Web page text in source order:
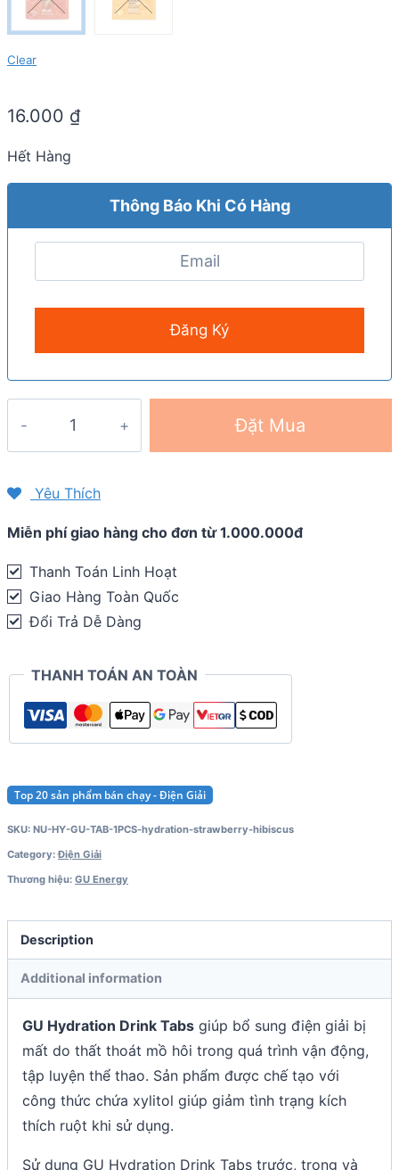
Clear
16.000 ₫
Hết Hàng
Thông Báo Khi Có Hàng
tan
sung
điện
giải
GU
Tabs
Đặt Mua
Yêu Thích
Miễn phí giao hàng cho đơn từ 1.000.000đ
Thanh Toán Linh Hoạt
Giao Hàng Toàn Quốc
Đổi Trả Dễ Dàng
THANH TOÁN AN TOÀN
Top 20 sản phẩm bán chạy - Điện Giải
SKU: NU-HY-GU-TAB-1PCS-hydration-strawberry-hibiscus
Category:Điện Giải
Thương hiệu: GU Energy
Description
Additional information
GU Hydration Drink Tabs giúp bổ sung điện giải bị
mất do thất thoát mồ hôi trong quá trình vận động,
tập luyện thể thao. Sản phẩm được chế tạo với
công thức chứa xylitol giúp giảm tình trạng kích
thích ruột khi sử dụng.
Sử dụng GU Hydration Drink Tabs trước, trong và